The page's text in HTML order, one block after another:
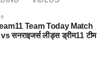
Team Today Match
vs सनराइजर्स लीड्स ड्रीम11 टीम